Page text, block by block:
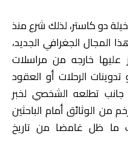
دو كاستر، لذلك شرع منذ
المجال الجغرافي الجديد،
عليها خارجه من مراسلات
الرحلات أو العقود
تطلعه الشخصي لخبر
من الوثائق أمام الباحثين
ما ظل غامضا من تاريخ